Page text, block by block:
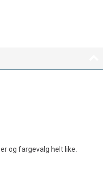
og fargevalg helt like.